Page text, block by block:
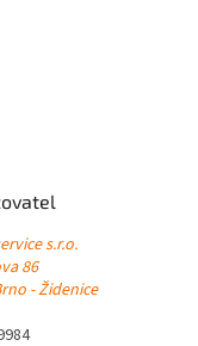
s.r.o.
86
- Židenice